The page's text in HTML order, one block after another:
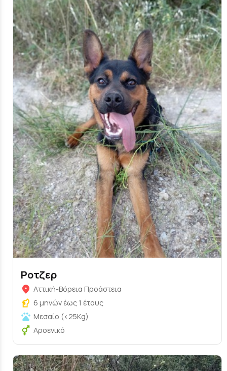
Ροτζερ
Αττική-Βόρεια Προάστεια
6 μηνών έως 1 έτους
Μεσαίο (<25Kg)
Αρσενικό